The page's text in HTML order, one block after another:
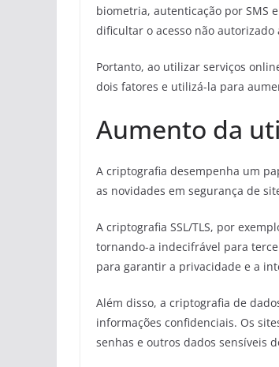
biometria, autenticação por SMS
dificultar o acesso não
Portanto, ao utilizar serviços
dois fatores e utilizá-la para
Aumento da
A criptografia desempenha um
as novidades em segurança de
A criptografia SSL/TLS, por
tornando-a indecifrável para
para garantir a privacidade e a
Além disso, a criptografia de
informações confidenciais. Os
senhas e outros dados sensíveis